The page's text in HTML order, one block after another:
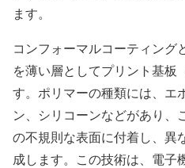
ます。
コンフォーマルコーティング
を薄い層としてプリント基板
す。ポリマーの種類には、エ
ン、シリコーンなどがあり、
の不規則な表面に付着し、異
成します。この技術は、電子